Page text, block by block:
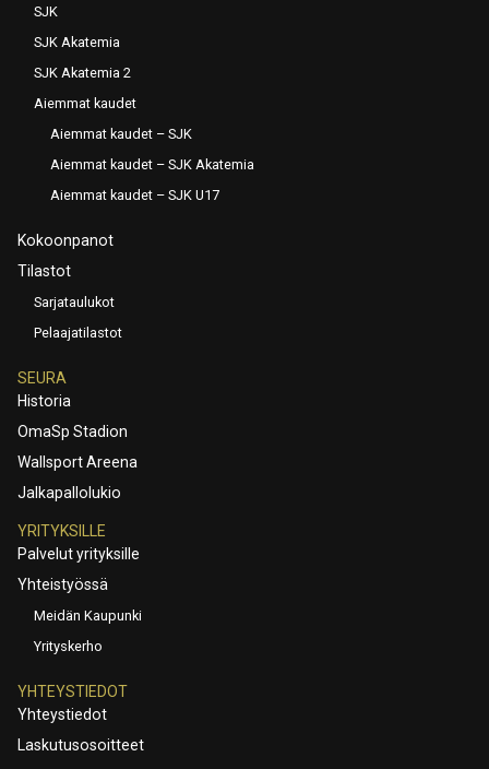
SJK
SJK Akatemia
SJK Akatemia 2
Aiemmat kaudet
Aiemmat kaudet – SJK
Aiemmat kaudet – SJK Akatemia
Aiemmat kaudet – SJK U17
Kokoonpanot
Tilastot
Sarjataulukot
Pelaajatilastot
SEURA
Historia
OmaSp Stadion
Wallsport Areena
Jalkapallolukio
YRITYKSILLE
Palvelut yrityksille
Yhteistyössä
Meidän Kaupunki
Yrityskerho
YHTEYSTIEDOT
Yhteystiedot
Laskutusosoitteet